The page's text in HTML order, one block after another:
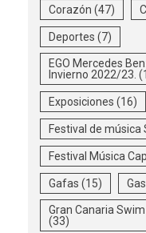
Corazón (47)
Deportes (7)
EGO Mercedes
Invierno 2022/23.
Exposiciones (16)
Festival de música
Festival Música
Gafas (15)
Gran Canaria
(33)